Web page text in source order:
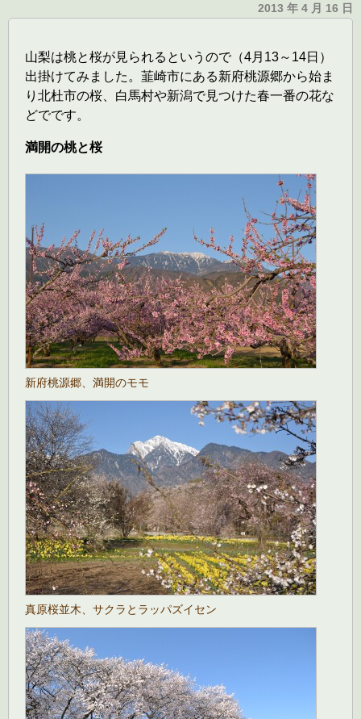
2013 年 4 月 16 日
山梨は桃と桜が見られるというので（4月13～14日）
出掛けてみました。韮崎市にある新府桃源郷から始ま
り北杜市の桜、白馬村や新潟で見つけた春一番の花な
どでです。
満開の桃と桜
新府桃源郷、満開のモモ
真原桜並木、サクラとラッパズイセン